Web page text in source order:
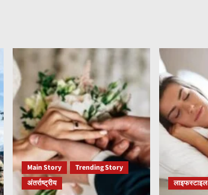
Main Story
Trending Story
अंतर्राष्ट्रीय
लाइफस्टाइल